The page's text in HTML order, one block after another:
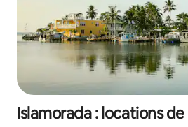
Islamorada : locations